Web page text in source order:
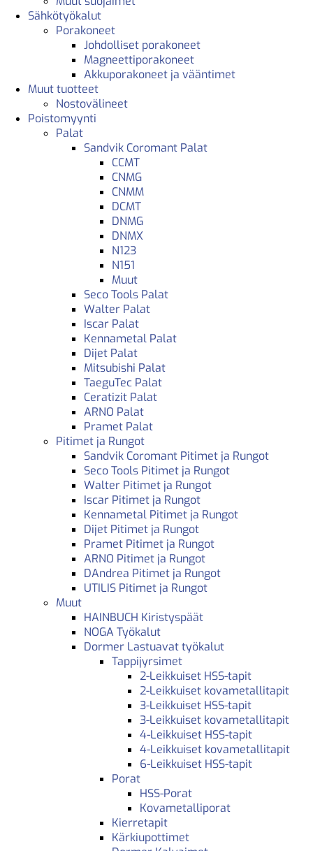
Sähkötyökalut
Porakoneet
Johdolliset porakoneet
Magneettiporakoneet
Akkuporakoneet ja vääntimet
Muut tuotteet
Nostovälineet
Poistomyynti
Palat
Sandvik Coromant Palat
CCMT
CNMG
CNMM
DCMT
DNMG
DNMX
N123
N151
Muut
Seco Tools Palat
Walter Palat
Iscar Palat
Kennametal Palat
Dijet Palat
Mitsubishi Palat
TaeguTec Palat
Ceratizit Palat
ARNO Palat
Pramet Palat
Pitimet ja Rungot
Sandvik Coromant Pitimet ja Rungot
Seco Tools Pitimet ja Rungot
Walter Pitimet ja Rungot
Iscar Pitimet ja Rungot
Kennametal Pitimet ja Rungot
Dijet Pitimet ja Rungot
Pramet Pitimet ja Rungot
ARNO Pitimet ja Rungot
DAndrea Pitimet ja Rungot
UTILIS Pitimet ja Rungot
Muut
HAINBUCH Kiristyspäät
NOGA Työkalut
Dormer Lastuavat työkalut
Tappijyrsimet
2-Leikkuiset HSS-tapit
2-Leikkuiset kovametallitapit
3-Leikkuiset HSS-tapit
3-Leikkuiset kovametallitapit
4-Leikkuiset HSS-tapit
4-Leikkuiset kovametallitapit
6-Leikkuiset HSS-tapit
Porat
HSS-Porat
Kovametalliporat
Kierretapit
Kärkiupottimet